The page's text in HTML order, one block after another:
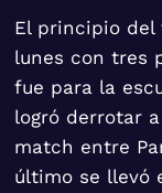
El principio del
lunes con tres
fue para la
logró derrotar
match entre
último se llevó